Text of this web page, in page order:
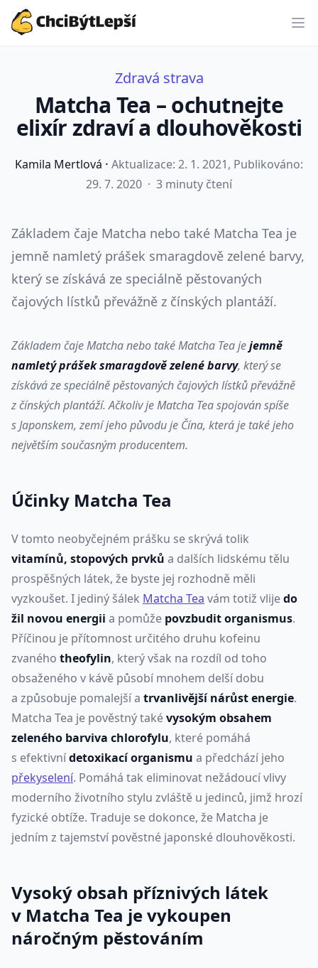
Zdravá strava
Matcha Tea – ochutnejte
elixír zdraví a dlouhověkosti
Kamila Mertlová · Aktualizace: 2. 1. 2021, Publikováno:
29. 7. 2020 · 3 minuty čtení
Základem čaje Matcha nebo také Matcha Tea je
jemně namletý prášek smaragdově zelené barvy,
který se získává ze speciálně pěstovaných
čajových lístků převážně z čínských plantáží.
Základem čaje Matcha nebo také Matcha Tea jejemně
namletý prášek smaragdově zelené barvy, který se
získává ze speciálně pěstovaných čajových lístků převážně
z čínských plantáží. Ačkoliv je Matcha Tea spojován spíše
s Japonskem, zemí jeho původu je Čína, která je také jeho
největším současným producentem.
Účinky Matcha Tea
V tomto neobyčejném prášku se skrývá tolik
vitamínů, stopových prvků a dalších lidskému tělu
prospěšných látek, že byste jej rozhodně měli
vyzkoušet. I jediný šálek Matcha Tea vám totiž vlijedo
žil novou energii a pomůže povzbudit organismus.
Příčinou je přítomnost určitého druhu kofeinu
zvaného theofylin, který však na rozdíl od toho
obsaženého v kávě působí mnohem delší dobu
a způsobuje pomalejší a trvanlivější nárůst energie.
Matcha Tea je pověstný takévysokým obsahem
zeleného barviva chlorofylu, které pomáhá
s efektivnídetoxikací organismu a předchází jeho
překyselení. Pomáhá tak eliminovat nežádoucí vlivy
moderního životního stylu zvláště u jedinců, jimž hrozí
fyzické obtíže. Traduje se dokonce, že Matcha je
jedním z tajemství pověstné japonské dlouhověkosti.
Vysoký obsah příznivých látek
v Matcha Tea je vykoupen
náročným pěstováním